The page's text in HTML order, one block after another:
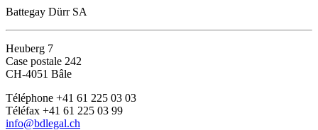
Battegay Dürr SA
Heuberg 7
Case postale 242
CH-4051 Bâle
Téléphone +41 61 225 03 03
Téléfax +41 61 225 03 99
info@bdlegal.ch